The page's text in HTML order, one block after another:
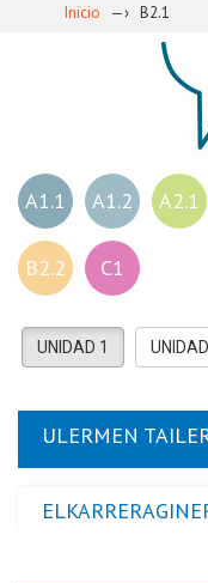
Inicio —› B2.1
A1.1 A1.2 A2.1
B2.2 C1
UNIDAD 1
ULERMEN